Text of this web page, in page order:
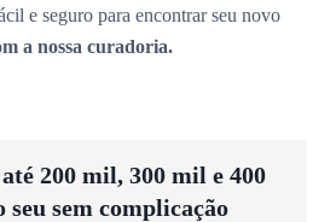
e seguro para encontrar seu novo
a nossa curadoria.
200 mil, 300 mil e 400
sem complicação